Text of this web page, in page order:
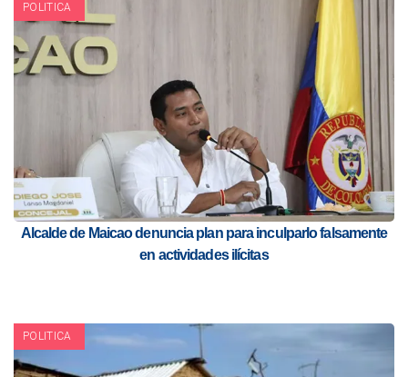
POLITICA
Alcalde de Maicao denuncia plan para inculparlo falsamente
en actividades ilícitas
POLITICA